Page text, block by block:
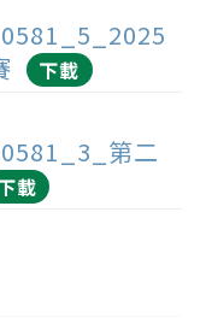
下載
第二
載